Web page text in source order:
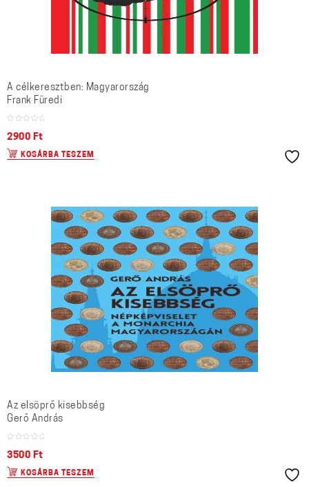
A célkeresztben: Magyarország
Frank Füredi
2900 Ft
KOSÁRBA TESZEM
Az elsöprő kisebbség
Gerő András
3500 Ft
KOSÁRBA TESZEM